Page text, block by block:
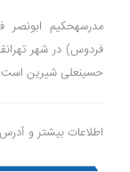
فردوس) در شهر
حسینعلی شیرین است.
اطلاعات بیشتر و